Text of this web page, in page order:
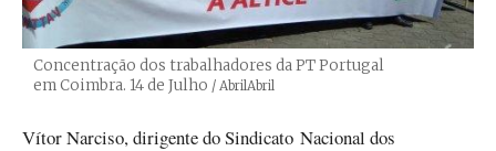
Concentração dos trabalhadores da PT Portugal
em Coimbra. 14 de Julho Créditos
/ AbrilAbril
Vítor Narciso, dirigente do Sindicato Nacional dos